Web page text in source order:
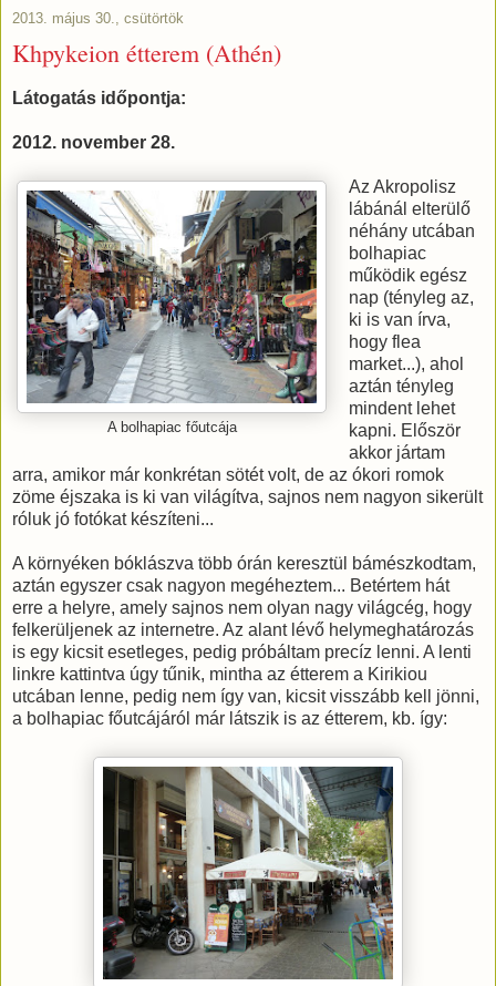
2013. május 30., csütörtök
Khpykeion étterem (Athén)
Látogatás időpontja:
2012. november 28.
A bolhapiac főutcája
Az Akropolisz
lábánál elterülő
néhány utcában
bolhapiac
működik egész
nap (tényleg az,
ki is van írva,
hogy flea
market...), ahol
aztán tényleg
mindent lehet
kapni. Először
akkor jártam
arra, amikor már konkrétan sötét volt, de az ókori romok
zöme éjszaka is ki van világítva, sajnos nem nagyon sikerült
róluk jó fotókat készíteni...
A környéken bóklászva több órán keresztül bámészkodtam,
aztán egyszer csak nagyon megéheztem... Betértem hát
erre a helyre, amely sajnos nem olyan nagy világcég, hogy
felkerüljenek az internetre. Az alant lévő helymeghatározás
is egy kicsit esetleges, pedig próbáltam precíz lenni. A lenti
linkre kattintva úgy tűnik, mintha az étterem a Kirikiou
utcában lenne, pedig nem így van, kicsit visszább kell jönni,
a bolhapiac főutcájáról már látszik is az étterem, kb. így: